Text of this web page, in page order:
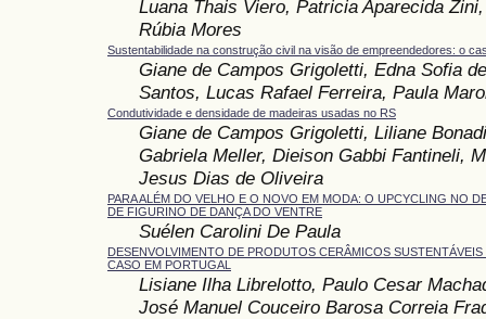
Luana Thais Viero, Patricia Aparecida
Rúbia Mores
Sustentabilidade na construção civil na visão de empreendedores: o
Giane de Campos Grigoletti, Edna Sofia
Santos, Lucas Rafael Ferreira, Paula
Condutividade e densidade de madeiras usadas no RS
Giane de Campos Grigoletti, Liliane
Gabriela Meller, Dieison Gabbi Fantineli,
Jesus Dias de Oliveira
PARA ALÉM DO VELHO E O NOVO EM MODA: O UPCYCLING NO
DE FIGURINO DE DANÇA DO VENTRE
Suélen Carolini De Paula
DESENVOLVIMENTO DE PRODUTOS CERÂMICOS
CASO EM PORTUGAL
Lisiane Ilha Librelotto, Paulo Cesar
José Manuel Couceiro Barosa Correia